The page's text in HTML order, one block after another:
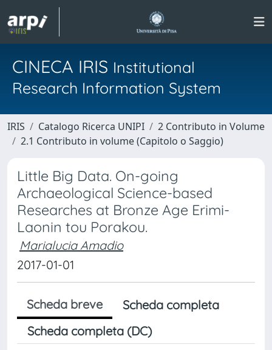
CINECA IRIS Institutional
Research Information System
IRIS Catalogo Ricerca UNIPI
2 Contributo in Volume
2.1 Contributo in volume (Capitolo o Saggio)
Little Big Data. On-going
Archaeological Science-based
Researches at Bronze Age Erimi-
Laonin tou Porakou.
Marialucia Amadio
2017-01-01
Scheda breve
Scheda completa
Scheda completa (DC)